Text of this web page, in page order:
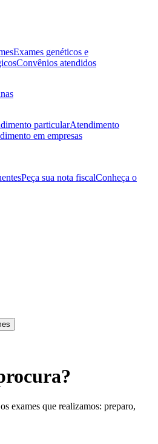
Exames genéticos e
Convênios atendidos
particularAtendimento
em empresas
Peça sua nota fiscalConheça o
exames que realizamos: preparo,